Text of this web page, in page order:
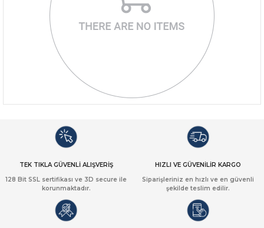
TEK TIKLA GÜVENLİ ALIŞVERİŞ
128 Bit SSL sertifikası ve 3D secure ile
korunmaktadır.
HIZLI VE GÜVENİLİR KARGO
Siparişleriniz en hızlı ve en güvenli
şekilde teslim edilir.